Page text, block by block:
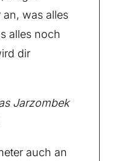
was alles
alles noch
dir
Jarzombek
auch an